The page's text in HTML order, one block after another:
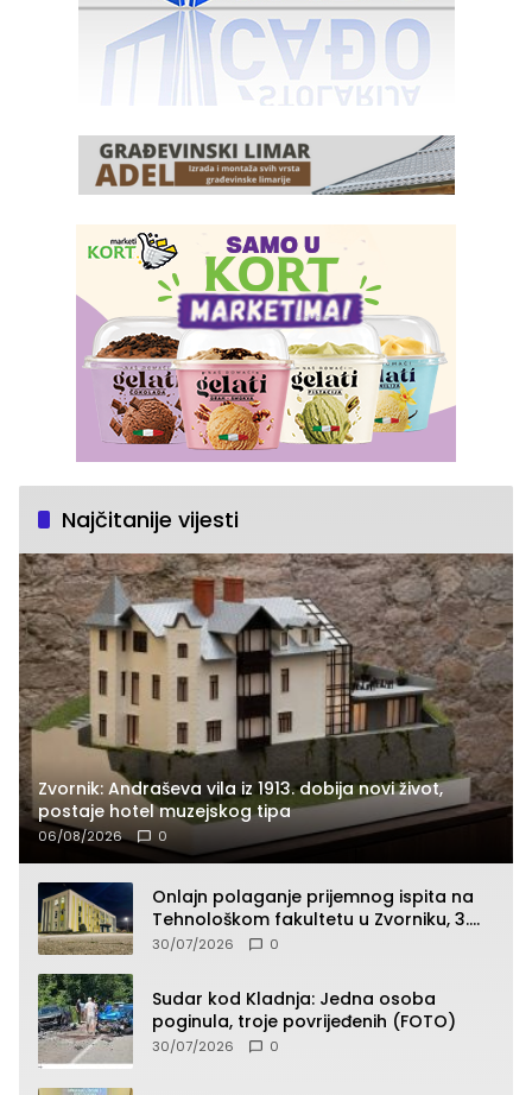
Najčitanije vijesti
Zvornik: Andraševa vila iz 1913. dobija novi život,
postaje hotel muzejskog tipa
06/08/2026 0
Onlajn polaganje prijemnog ispita na
Tehnološkom fakultetu u Zvorniku, 3.
septembra u 9.00 časova
30/07/2026 0
Sudar kod Kladnja: Jedna osoba
poginula, troje povrijeđenih (FOTO)
30/07/2026 0